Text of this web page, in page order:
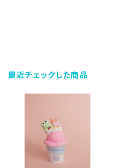
最近チェックした商品